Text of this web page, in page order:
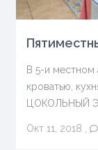
В 5-и местном
кроватью,
ЦОКОЛЬНЫЙ
Окт 11, 2018 ,